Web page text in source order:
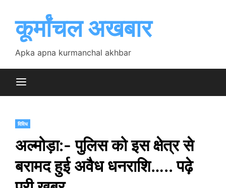
contentकूर्मांचल अखबार
Apka apna kurmanchal akhbar
विविध
अल्मोड़ा:- पुलिस को इस क्षेत्र से
बरामद हुई अवैध धनराशि….. पढ़े